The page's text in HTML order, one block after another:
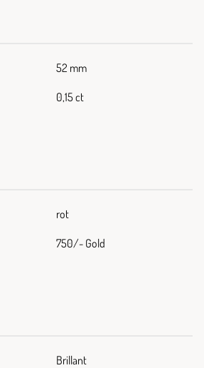
52 mm
0,15 ct
rot
750/- Gold
Brillant